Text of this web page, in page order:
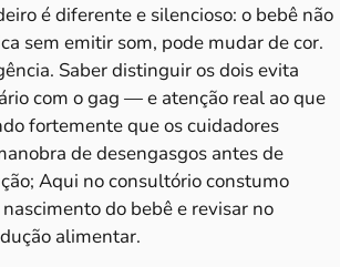
é diferente e silencioso: o bebê não
sem emitir som, pode mudar de cor.
Saber distinguir os dois evita
com o gag — e atenção real ao que
fortemente que os cuidadores
de desengasgos antes de
Aqui no consultório constumo
do bebê e revisar no
alimentar.